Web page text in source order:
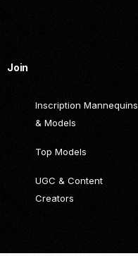
Join
Inscription Mannequins
& Models
Top Models
UGC & Content
Creators